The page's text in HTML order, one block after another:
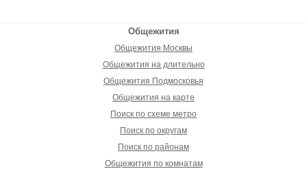
Общежития
Общежития Москвы
Общежития на длительно
Общежития Подмосковья
Общежития на карте
Поиск по схеме метро
Поиск по округам
Поиск по районам
Общежития по комнатам